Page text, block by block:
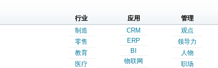
行业
制造
零售
教育
医疗
应用
CRM
ERP
BI
物联网
管理
观点
领导力
人物
职场